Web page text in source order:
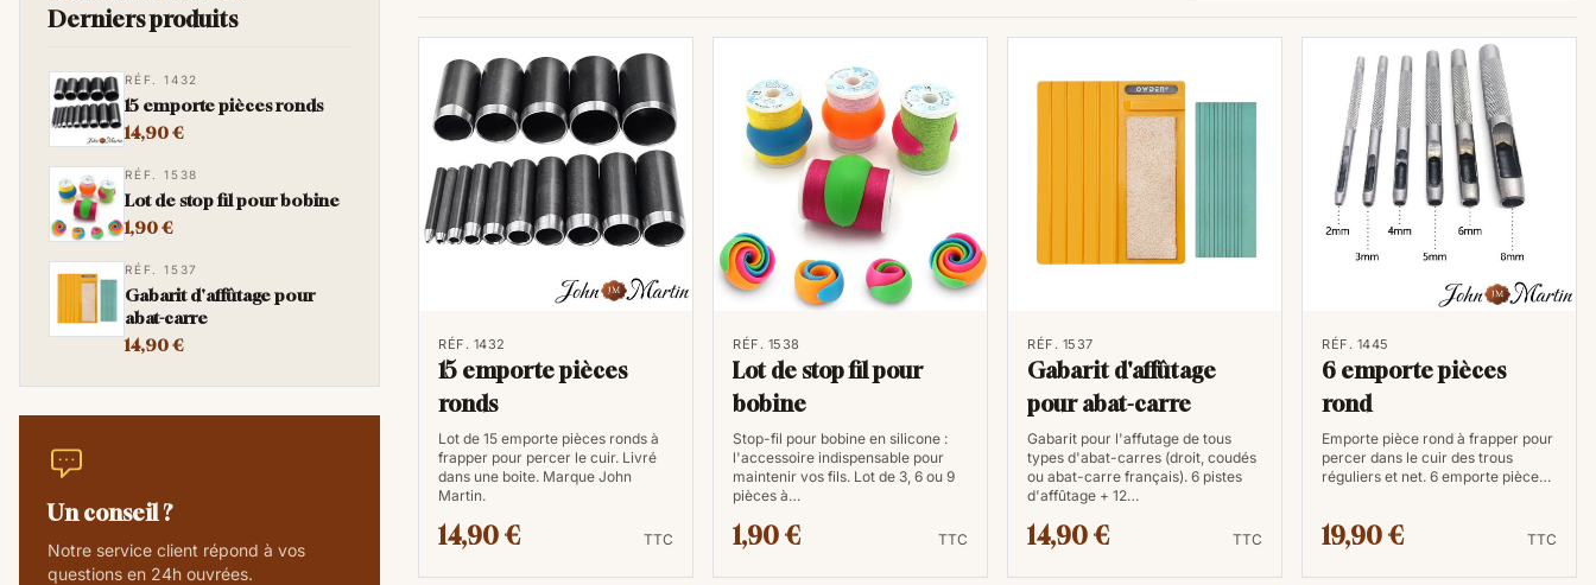
Derniers produits
RÉF. 1432
15 emporte pièces ronds
14,90 €
RÉF. 1538
Lot de stop fil pour bobine
1,90 €
RÉF. 1537
Gabarit d'affûtage pour
abat-carre
14,90 €
Un conseil ?
Notre service client répond à vos
questions en 24h ouvrées.
RÉF. 1432
15 emporte pièces
ronds
Lot de 15 emporte pièces ronds à
frapper pour percer le cuir. Livré
dans une boite. Marque John
Martin.
14,90 € TTC
RÉF. 1538
Lot de stop fil pour
bobine
Stop-fil pour bobine en silicone :
l'accessoire indispensable pour
maintenir vos fils. Lot de 3, 6 ou 9
pièces à…
1,90 € TTC
RÉF. 1537
Gabarit d'affûtage
pour abat-carre
Gabarit pour l'affutage de tous
types d'abat-carres (droit, coudés
ou abat-carre français). 6 pistes
d'affûtage + 12…
14,90 € TTC
RÉF. 1445
6 emporte pièces
rond
Emporte pièce rond à frapper pour
percer dans le cuir des trous
réguliers et net. 6 emporte pièce…
19,90 € TTC